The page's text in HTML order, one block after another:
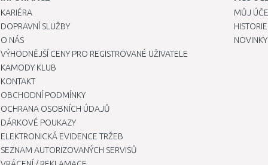
KARIÉRA
DOPRAVNÍ SLUŽBY
O NÁS
VÝHODNĚJŠÍ CENY PRO REGISTROVANÉ UŽIVATELE
KAMODY KLUB
KONTAKT
OBCHODNÍ PODMÍNKY
OCHRANA OSOBNÍCH ÚDAJŮ
DÁRKOVÉ POUKAZY
ELEKTRONICKÁ EVIDENCE TRŽEB
SEZNAM AUTORIZOVANÝCH SERVISŮ
MŮJ
NOVINKY